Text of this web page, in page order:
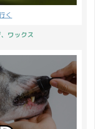
く
ワックス